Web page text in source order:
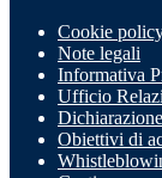
Cookie
Note legali
Informativa
Ufficio
Obiettivi di